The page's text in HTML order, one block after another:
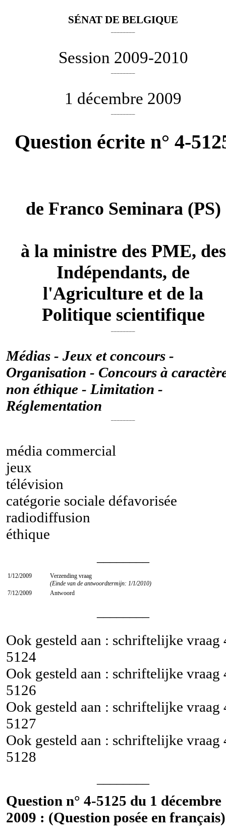
SÉNAT DE BELGIQUE
Session 2009-2010
1 décembre 2009
Question écrite n° 4-
de Franco Seminara(PS)
à la ministre des PME, des
Indépendants, de
l'Agriculture et de la
Politique scientifique
Médias - Jeux et concours -
Organisation - Concours à
non éthique - Limitation -
Réglementation
média commercial
jeux
télévision
catégorie sociale défavorisée
radiodiffusion
éthique
1/12/2009
Verzending vraag
(Einde van de antwoordtermijn: 1/1/2010)
7/12/2009
Antwoord
Ook gesteld aan : schriftelijke vraag
5124
Ook gesteld aan : schriftelijke vraag
5126
Ook gesteld aan : schriftelijke vraag
5127
Ook gesteld aan : schriftelijke vraag
5128
Question n° 4-5125 du 1 décembre
2009 : (Question posée en français)